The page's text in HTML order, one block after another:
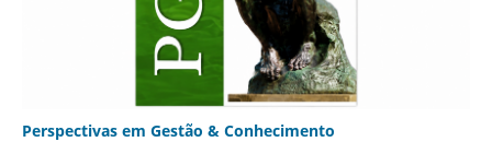
Perspectivas em Gestão & Conhecimento